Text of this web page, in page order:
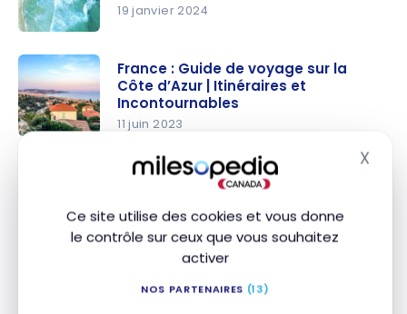
Ce site utilise des cookies et vous donne
le contrôle sur ceux que vous souhaitez
activer
NOS PARTENAIRES (13)
X
France :
trois
destination
s futées à
19 janvier 2024
la Côte
France : Guide de voyage sur la
Côte d’Azur | Itinéraires et
Incontournables
11 juin 2023